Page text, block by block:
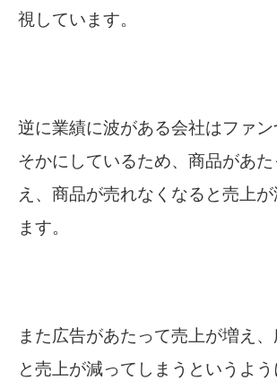
視しています。
逆に業績に波がある会社はファ
そかにしているため、商品があ
え、商品が売れなくなると売上
ます。
また広告があたって売上が増え
と売上が減ってしまうというよ